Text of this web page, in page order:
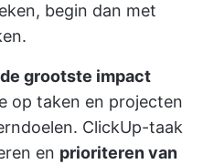
begin dan met
grootste impact
op taken en projecten
ClickUp-taak
en prioriteren van